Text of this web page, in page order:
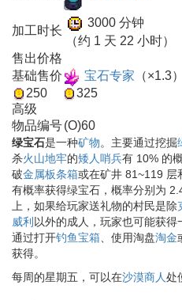
加工时长
3000 分钟
（约 1 天 22 小时）
售出价格
基础售价
宝石专家 （×1.3）
250
325
高级
物品编号(O)60
绿宝石是一种矿物。主要通过挖掘
杀火山地牢的矮人哨兵有 10% 的
破金属板条箱或在矿井 81~119 层
有概率获得绿宝石，概率分别为
上，如果给玩家送礼物的村民是除
威利 以外的成人，玩家也可能获
通过打开钓鱼宝箱 、使用淘盘淘金
获得。
每周的星期五，可以在沙漠商人处